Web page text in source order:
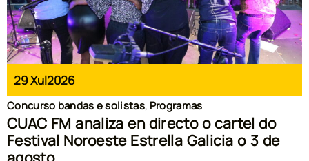
29 Xul2026
Concurso bandas e solistas, Programas
CUAC FM analiza en directo o cartel do
Festival Noroeste Estrella Galicia o 3 de